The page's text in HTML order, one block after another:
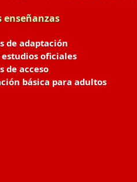
enseñanzas
de adaptación
oficiales
de acceso
básica para adultos